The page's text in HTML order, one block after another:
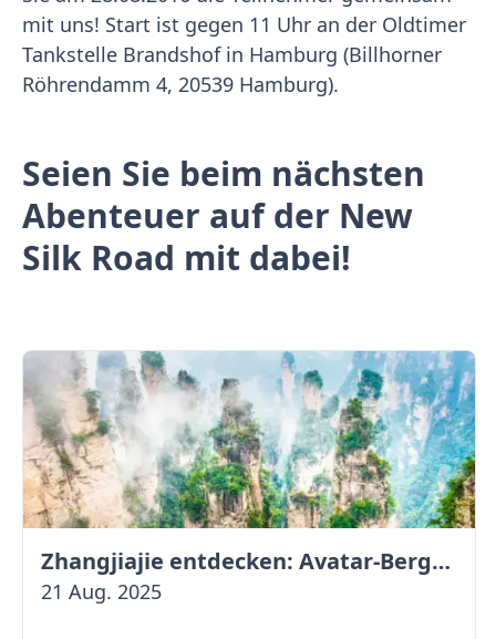
mit uns! Start ist gegen 11 Uhr an der Oldtimer
Tankstelle Brandshof in Hamburg (Billhorner
Röhrendamm 4, 20539 Hamburg).
Seien Sie beim nächsten
Abenteuer auf der New
Silk Road mit dabei!
Zhangjiajie entdecken: Avatar-Berge & Altstadt von Fenghuang
21 Aug. 2025